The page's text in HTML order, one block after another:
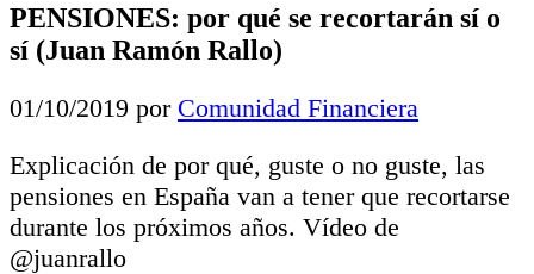
PENSIONES: por qué se recortarán sí o
sí (Juan Ramón Rallo)
01/10/2019 por Comunidad Financiera
Explicación de por qué, guste o no guste, las
pensiones en España van a tener que recortarse
durante los próximos años. Vídeo de
@juanrallo